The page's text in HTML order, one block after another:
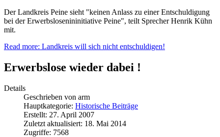
Der Landkreis Peine sieht "keinen Anlass zu einer Entschuldigung
bei der Erwerbslosenininitiative Peine", teilt Sprecher Henrik Kühn
mit.
Read more: Landkreis will sich nicht entschuldigen!
Erwerbslose wieder dabei !
Details
Geschrieben von arm
Hauptkategorie: Historische Beiträge
Erstellt: 27. April 2007
Zuletzt aktualisiert: 18. Mai 2014
Zugriffe: 7568